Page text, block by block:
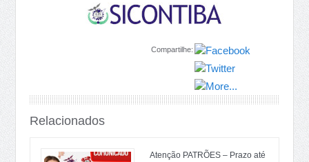
Compartilhe:
Relacionados
Atenção PATRÕES – Prazo até